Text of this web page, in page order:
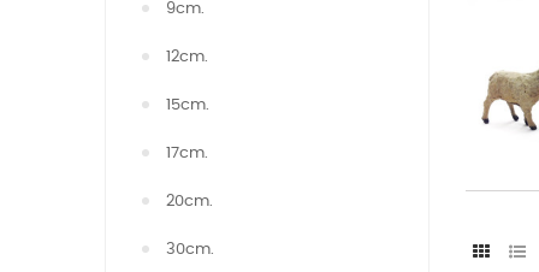
9cm.
12cm.
15cm.
17cm.
20cm.
30cm.